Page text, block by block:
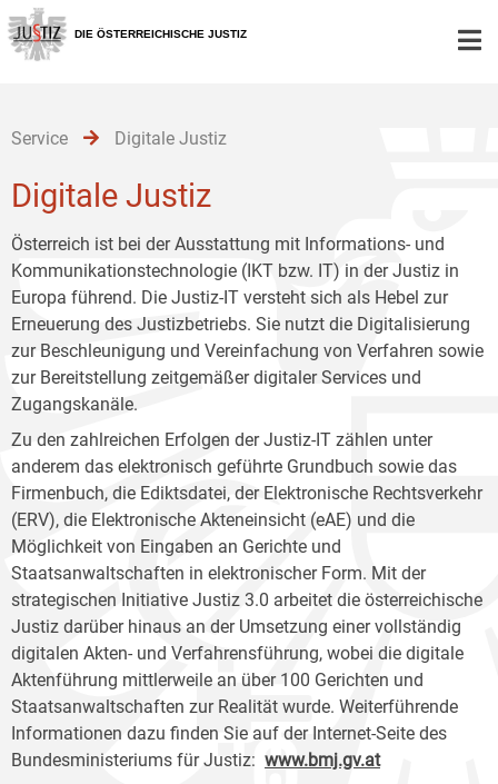
Zur
Hauptnavigation
[1]
Zum
Inhalt
[2]
Zum
Untermenü
[3]
DIE ÖSTERREICHISCHE JUSTIZ
Service Digitale Justiz
Digitale Justiz
Österreich ist bei der Ausstattung mit Informations- und
Kommunikationstechnologie (IKT bzw. IT) in der Justiz in
Europa führend. Die Justiz-IT versteht sich als Hebel zur
Erneuerung des Justizbetriebs. Sie nutzt die Digitalisierung
zur Beschleunigung und Vereinfachung von Verfahren sowie
zur Bereitstellung zeitgemäßer digitaler Services und
Zugangskanäle.
Zu den zahlreichen Erfolgen der Justiz-IT zählen unter
anderem das elektronisch geführte Grundbuch sowie das
Firmenbuch, die Ediktsdatei, der Elektronische Rechtsverkehr
(ERV), die Elektronische Akteneinsicht (eAE) und die
Möglichkeit von Eingaben an Gerichte und
Staatsanwaltschaften in elektronischer Form. Mit der
strategischen Initiative Justiz 3.0 arbeitet die österreichische
Justiz darüber hinaus an der Umsetzung einer vollständig
digitalen Akten- und Verfahrensführung, wobei die digitale
Aktenführung mittlerweile an über 100 Gerichten und
Staatsanwaltschaften zur Realität wurde. Weiterführende
Informationen dazu finden Sie auf der Internet-Seite des
Bundesministeriums für Justiz: www.bmj.gv.at